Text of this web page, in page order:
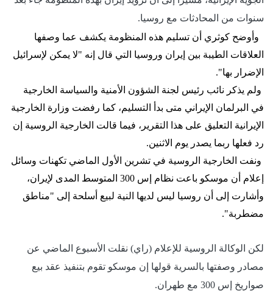
سنوات من المحادثات مع روسيا.
وأوضح كوثري أن تسليم هذه المنظومة يكشف عما وصفها
العلاقات الطيبة بين إيران وروسيا التي قال إنه "لا يمكن لإسرائيل
الإضرار بها".
ولم يذكر نائب رئيس لجنة الشؤون الأمنية والسياسة الخارجية
في البرلمان الإيراني متى بدأ التسليم، كما رفضت وزارة الخارجية
الإيرانية التعليق على هذا التقرير، فيما قالت الخارجية الروسية إن
رد فعلها ربما يصدر يوم الاثنين.
ونفت الخارجية الروسية في تشرين الأول الماضي تكهنات وسائل
إعلام أن موسكو باعت نظام إس 300 المتوسط المدى لإيران،
وأشارت إلى أن روسيا ليس لديها النية لبيع أسلحة إلى "مناطق
مضطربة".
لكن الوكالة الروسية للإعلام (راي) نقلت الأسبوع الماضي عن
مصادر وصفتها بالسرية قولها إن موسكو تقوم بتنفيذ عقد بيع
صواريخ إس 300 مع طهران.